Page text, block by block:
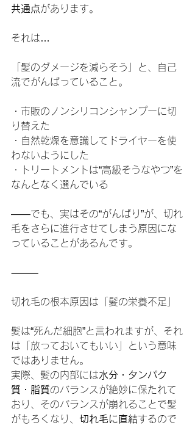
共通点があります。
それは…
「髪のダメージを減らそう」と、自己
流でがんばっていること。
・市販のノンシリコンシャンプーに切
り替えた
・自然乾燥を意識してドライヤーを使
わないようにした
・トリートメントは“高級そうなやつ”を
なんとなく選んでいる
――でも、実はその“がんばり”が、切れ
毛をさらに進行させてしまう原因にな
っていることがあるんです。
⸻
切れ毛の根本原因は「髪の栄養不足」
髪は“死んだ細胞”と言われますが、それ
は「放っておいてもいい」という意味
ではありません。
実際、髪の内部には水分・タンパク
質・脂質のバランスが絶妙に保たれて
おり、そのバランスが崩れることで髪
がもろくなり、 切れ毛に直結するので